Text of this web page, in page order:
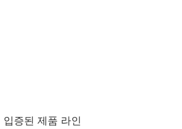
증된 제품 라인